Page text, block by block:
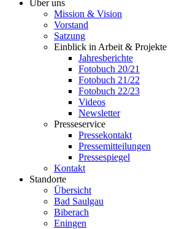
Über uns
Mission & Vision
Vorstand
Satzung
Einblick in Arbeit & Projekte
Jahresberichte
Fotobuch 20/21
Fotobuch 21/22
Fotobuch 22/23
Videos
Newsletter
Presseservice
Pressekontakt
Pressemitteilungen
Pressespiegel
Kontakt
Standorte
Übersicht
Bad Saulgau
Biberach
Eningen